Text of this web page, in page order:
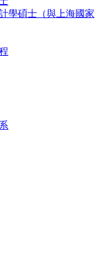
學碩士（與上海國家